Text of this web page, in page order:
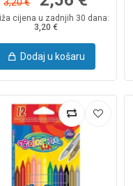
3,20 €
cijena u zadnjih 30 dana:
3,20 €
Dodaj u košaru